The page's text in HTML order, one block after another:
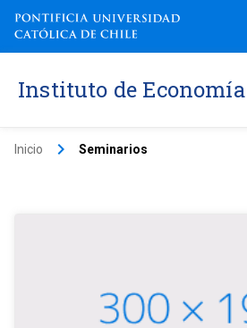
Instituto de Economía
Inicio keyboard_arrow_right Seminarios